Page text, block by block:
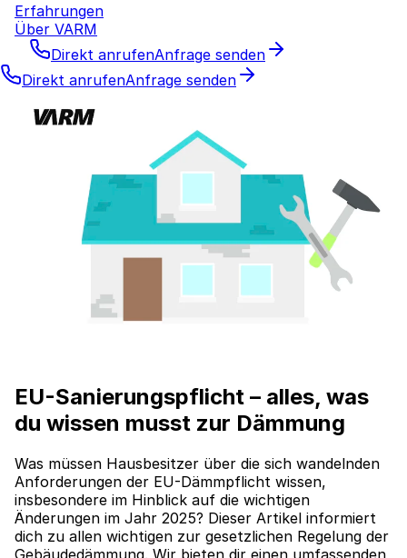
Erfahrungen
Über VARM
Direkt anrufenAnfrage senden
Direkt anrufenAnfrage senden
EU-Sanierungspflicht – alles, was
du wissen musst zur Dämmung
Was müssen Hausbesitzer über die sich wandelnden
Anforderungen der EU-Dämmpflicht wissen,
insbesondere im Hinblick auf die wichtigen
Änderungen im Jahr 2025? Dieser Artikel informiert
dich zu allen wichtigen zur gesetzlichen Regelung der